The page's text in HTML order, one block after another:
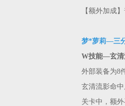
【额外加成
梦*萝莉—三
W技能—玄清
外部装备为8
玄清流影命
关卡中，额